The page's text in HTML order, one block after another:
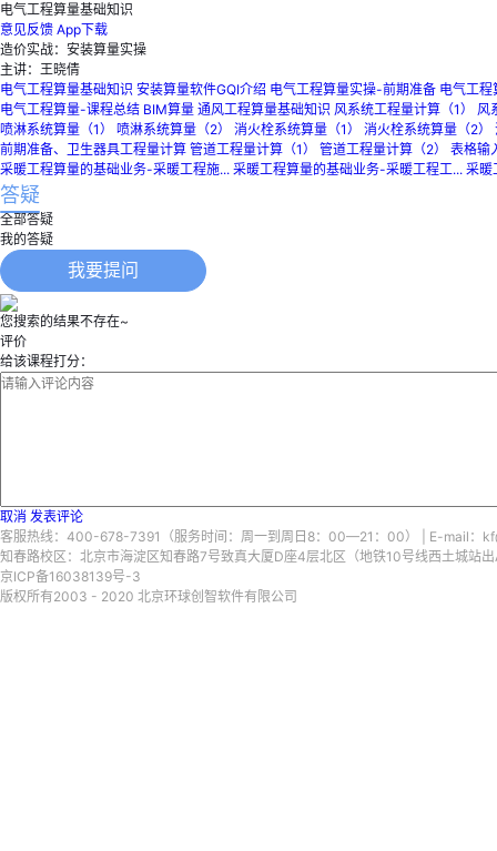
电气工程算量基础知识
意见反馈 App下载
造价实战：安装算量实操
主讲：王晓倩
电气工程算量基础知识 安装算量软件GQI介绍 电气工程算量实操-前期准备 电气工
电气工程算量-课程总结 BIM算量 通风工程算量基础知识 风系统工程量计算（1） 风
喷淋系统算量（1） 喷淋系统算量（2） 消火栓系统算量（1） 消火栓系统算量（2）
前期准备、卫生器具工程量计算 管道工程量计算（1） 管道工程量计算（2） 表格输
采暖工程算量的基础业务-采暖工程施... 采暖工程算量的基础业务-采暖工程工... 采暖
答疑
全部答疑
我的答疑
我要提问
您搜索的结果不存在~
评价
给该课程打分：
取消 发表评论
客服热线：400-678-7391（服务时间：周一到周日8：00—21：00） | E-mail：
知春路校区：北京市海淀区知春路7号致真大厦D座4层北区（地铁10号线西土城站
京ICP备16038139号-3
版权所有2003 - 2020 北京环球创智软件有限公司